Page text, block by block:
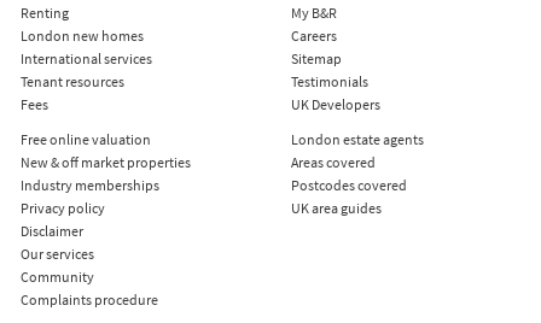
Renting
London new homes
International services
Tenant resources
Fees
Free online valuation
New & off market properties
Industry memberships
Privacy policy
Disclaimer
Our services
Community
Complaints procedure
My B&R
Careers
Sitemap
Testimonials
UK Developers
London estate agents
Areas covered
Postcodes covered
UK area guides